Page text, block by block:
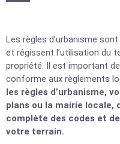
Les règles d’urbanisme
et régissent l’utilisation du
propriété. Il est important
conforme aux règlements
les règles d’urbanisme,
plans ou la mairie locale,
complète des codes et
votre terrain.